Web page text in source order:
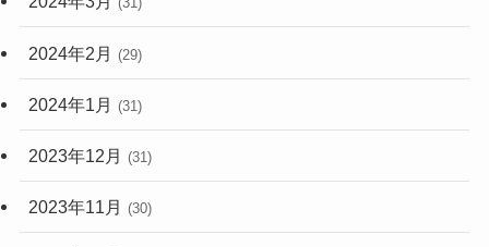
2024年2月 (29)
2024年1月 (31)
2023年12月 (31)
2023年11月 (30)